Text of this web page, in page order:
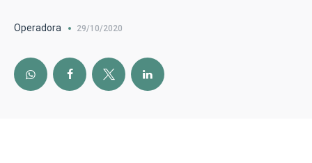
Operadora 29/10/2020